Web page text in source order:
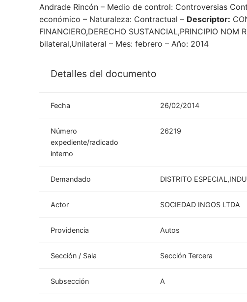
Andrade Rincón – Medio de control: Controversias
económico – Naturaleza: Contractual – Descriptor:
FINANCIERO,DERECHO SUSTANCIAL,PRINCIPIO NOM
bilateral,Unilateral – Mes: febrero – Año: 2014
Detalles del documento
Fecha 26/02/2014
Número
expediente/radicado
interno
26219
Demandado DISTRITO
Actor SOCIEDAD INGOS LTDA
Providencia Autos
Sección / Sala Sección Tercera
Subsección A